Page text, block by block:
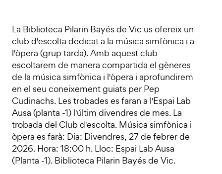
La Biblioteca Pilarin Bayés de Vic us ofereix un
club d'escolta dedicat a la música simfònica i a
l'òpera (grup tarda). Amb aquest club
escoltarem de manera compartida el gèneres
de la música simfònica i l'òpera i aprofundirem
en el seu coneixement guiats per Pep
Cudinachs. Les trobades es faran a l'Espai Lab
Ausa (planta -1) l'últim divendres de mes. La
trobada del Club d'escolta. Música simfònica i
òpera es farà: Dia: Divendres, 27 de febrer de
2026. Hora: 18:00 h. Lloc: Espai Lab Ausa
(Planta -1). Biblioteca Pilarin Bayés de Vic.